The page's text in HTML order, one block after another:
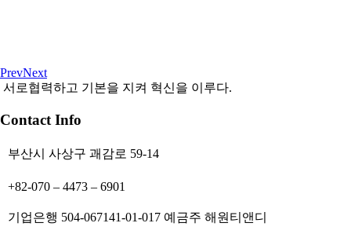
PrevNext
서로협력하고 기본을 지켜 혁신을 이루다.
Contact Info
부산시 사상구 괘감로 59-14
+82-070 – 4473 – 6901
기업은행 504-067141-01-017 예금주 해원티앤디